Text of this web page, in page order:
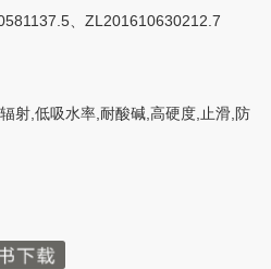
、ZL201610630212.7
射,低吸水率,耐酸碱,高硬度,止滑,防